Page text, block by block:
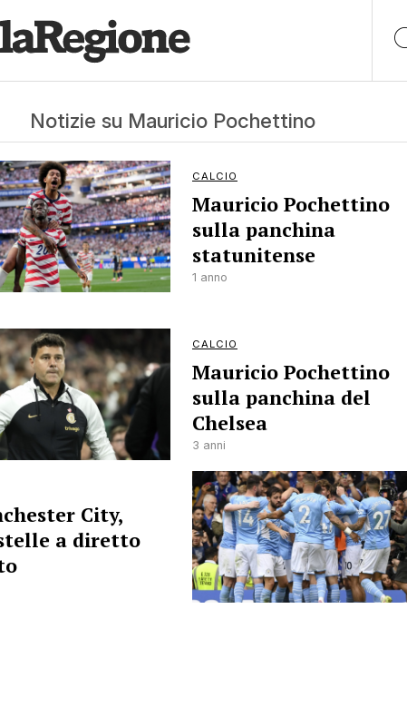
Notizie su Mauricio Pochettino
CALCIO
Mauricio Pochettino
sulla panchina
statunitense
1 anno
CALCIO
Mauricio Pochettino
sulla panchina del
Chelsea
3 anni
City,
a diretto